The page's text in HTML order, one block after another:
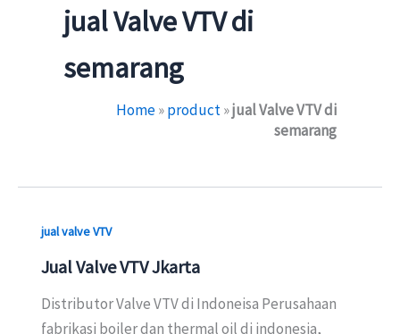
jual Valve VTV di
semarang
Home»product»jual Valve VTV di
semarang
jual valve VTV
Jual Valve VTV Jkarta
Distributor Valve VTV di Indoneisa Perusahaan
fabrikasi boiler dan thermal oil di indonesia,